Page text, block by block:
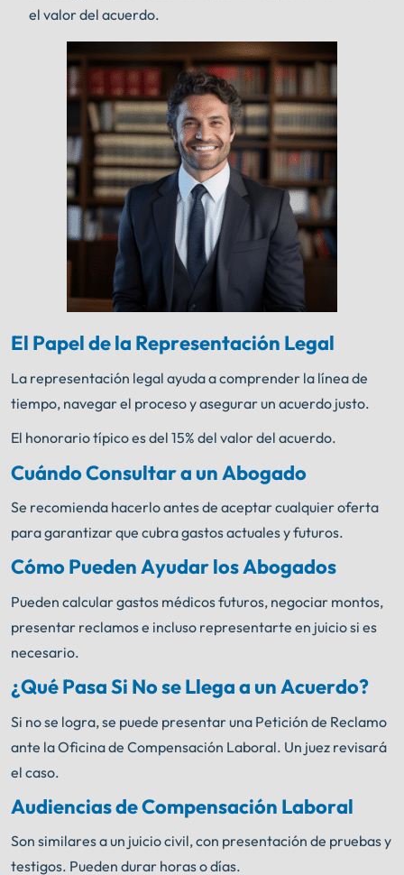
el valor del acuerdo.
El Papel de la Representación Legal
La representación legal ayuda a comprender la línea de
tiempo, navegar el proceso y asegurar un acuerdo justo.
El honorario típico es del 15% del valor del acuerdo.
Cuándo Consultar a un Abogado
Se recomienda hacerlo antes de aceptar cualquier oferta
para garantizar que cubra gastos actuales y futuros.
Cómo Pueden Ayudar los Abogados
Pueden calcular gastos médicos futuros, negociar montos,
presentar reclamos e incluso representarte en juicio si es
necesario.
¿Qué Pasa Si No se Llega a un Acuerdo?
Si no se logra, se puede presentar una Petición de Reclamo
ante la Oficina de Compensación Laboral. Un juez revisará
el caso.
Audiencias de Compensación Laboral
Son similares a un juicio civil, con presentación de pruebas y
testigos. Pueden durar horas o días.